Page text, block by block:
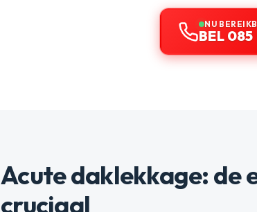
NU
BEL
Acute daklekkage: de
cruciaal